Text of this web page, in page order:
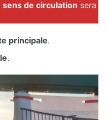
sens de circulation sera
principale.
.